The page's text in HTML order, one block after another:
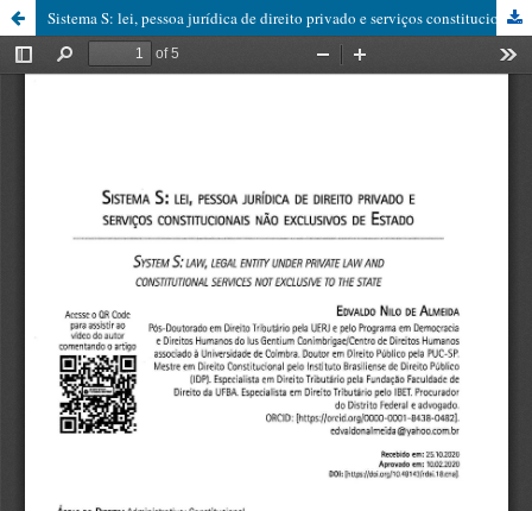
Sistema S: lei, pessoa jurídica de direito privado e serviços constitucionais não exclusivos de estado